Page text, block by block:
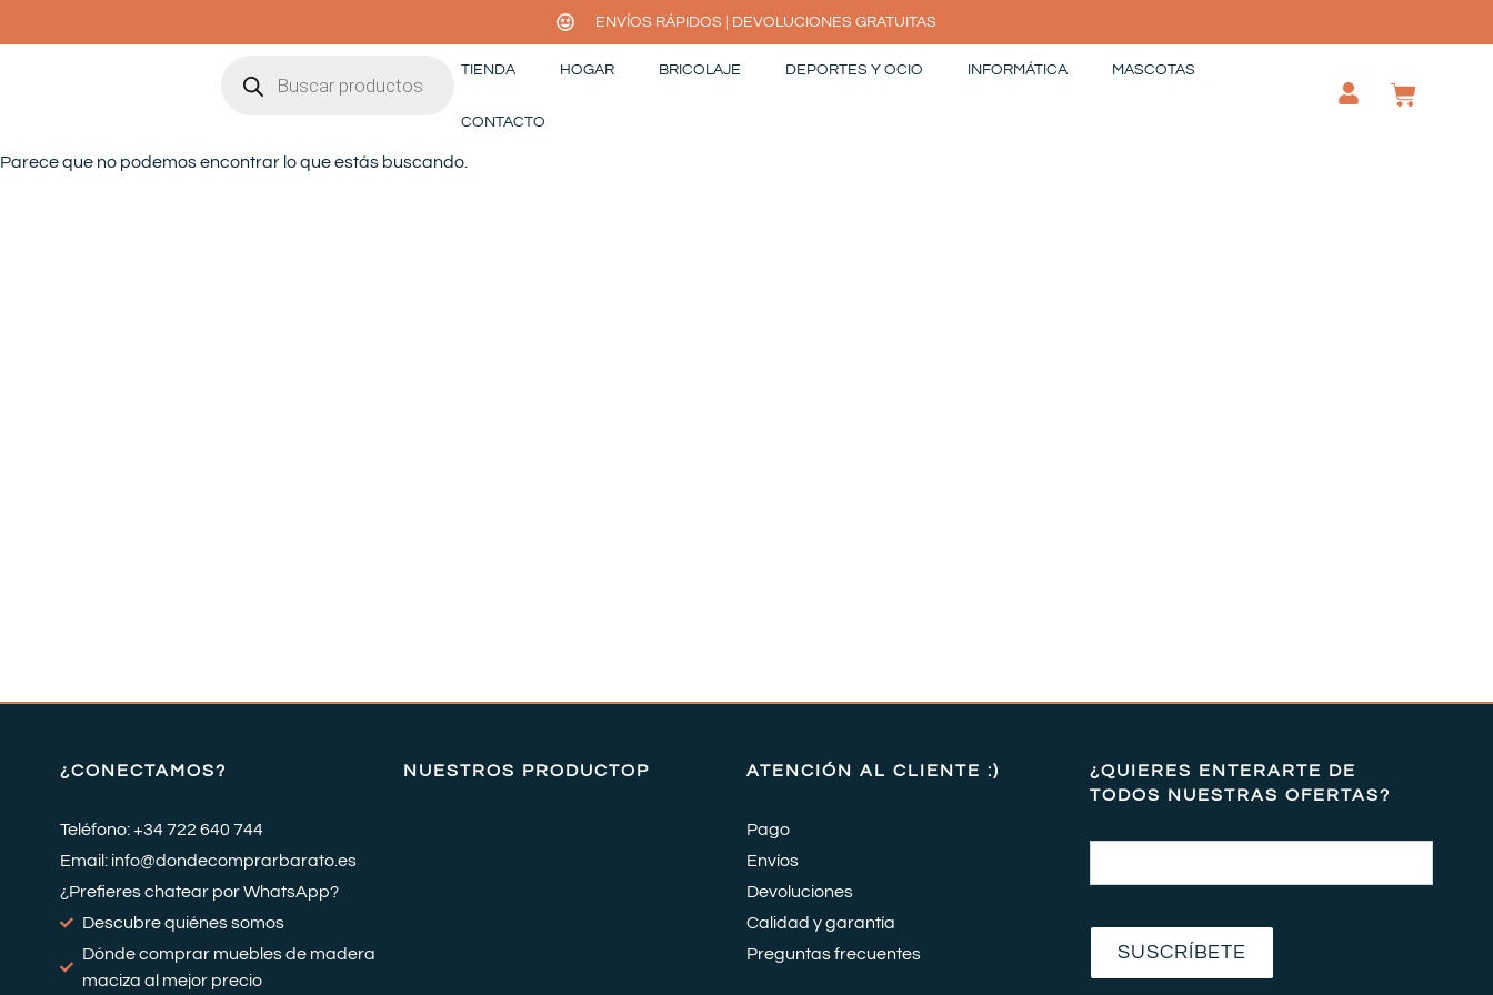
al
ENVÍOS RÁPIDOS | DEVOLUCIONES GRATUITAS
productos
TIENDA HOGAR BRICOLAJE DEPORTES Y OCIO INFORMÁTICA MASCOTAS
CONTACTO
Parece que no podemos encontrar lo que estás buscando.
¿CONECTAMOS?
Teléfono: +34 722 640 744
Email: info@dondecomprarbarato.es
¿Prefieres chatear por WhatsApp?
Descubre quiénes somos
Dónde comprar muebles de madera
maciza al mejor precio
NUESTROS PRODUCTOP ATENCIÓN AL CLIENTE :)
Pago
Envíos
Devoluciones
Calidad y garantía
Preguntas frecuentes
¿QUIERES ENTERARTE DE
TODOS NUESTRAS OFERTAS?
SUSCRÍBETE